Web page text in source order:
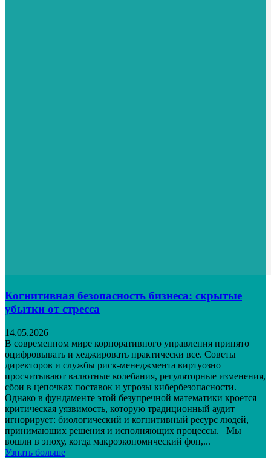
Когнитивная безопасность бизнеса: скрытые
убытки от стресса
14.05.2026
В современном мире корпоративного управления принято
оцифровывать и хеджировать практически все. Советы
директоров и службы риск-менеджмента виртуозно
просчитывают валютные колебания, регуляторные изменения,
сбои в цепочках поставок и угрозы кибербезопасности.
Однако в фундаменте этой безупречной математики кроется
критическая уязвимость, которую традиционный аудит
игнорирует: биологический и когнитивный ресурс людей,
принимающих решения и исполняющих процессы. Мы
вошли в эпоху, когда макроэкономический фон,...
Узнать больше